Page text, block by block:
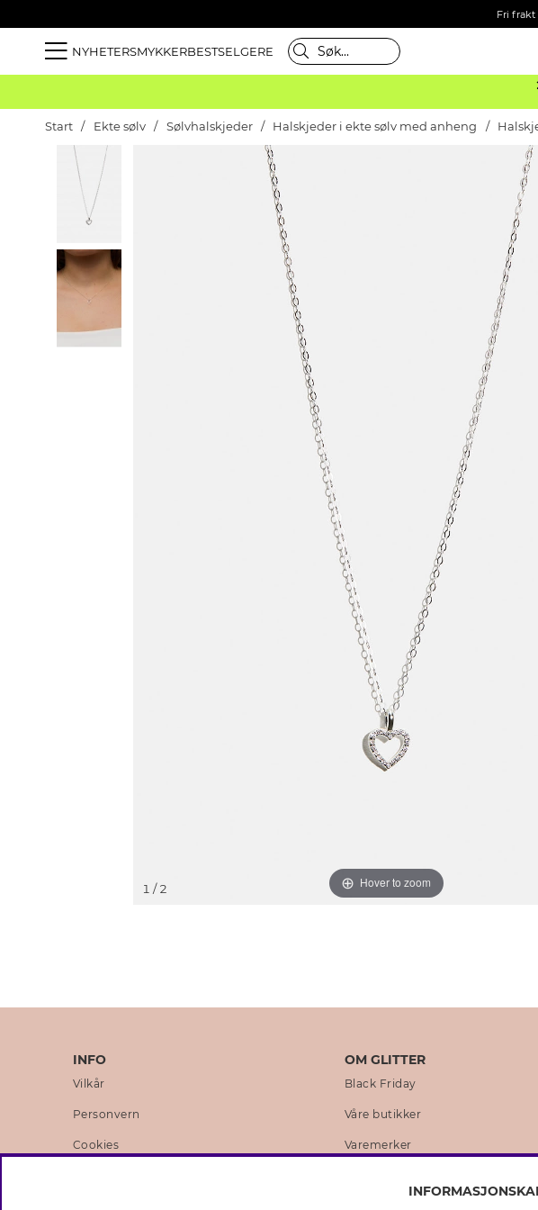
Fri frakt
NYHETERSMYKKERBESTSELGERE
Start Ekte sølv Sølvhalskjeder Halskjeder i ekte sølv med anheng
Hover to zoom
1 / 2
INFO
Vilkår
Personvern
Cookies
OM GLITTER
Black Friday
Våre butikker
Varemerker